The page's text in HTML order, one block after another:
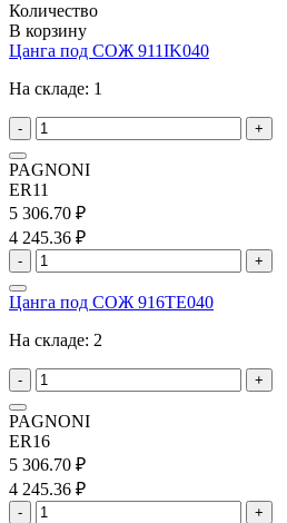
Количество
В корзину
Цанга под СОЖ 911IK040
На складе: 1
- +
PAGNONI
ER11
5 306.70 ₽
4 245.36 ₽
- +
Цанга под СОЖ 916TE040
На складе: 2
- +
PAGNONI
ER16
5 306.70 ₽
4 245.36 ₽
- +